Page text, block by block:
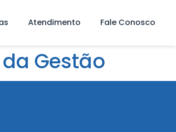
Atendimento Fale Conosco
Gestão